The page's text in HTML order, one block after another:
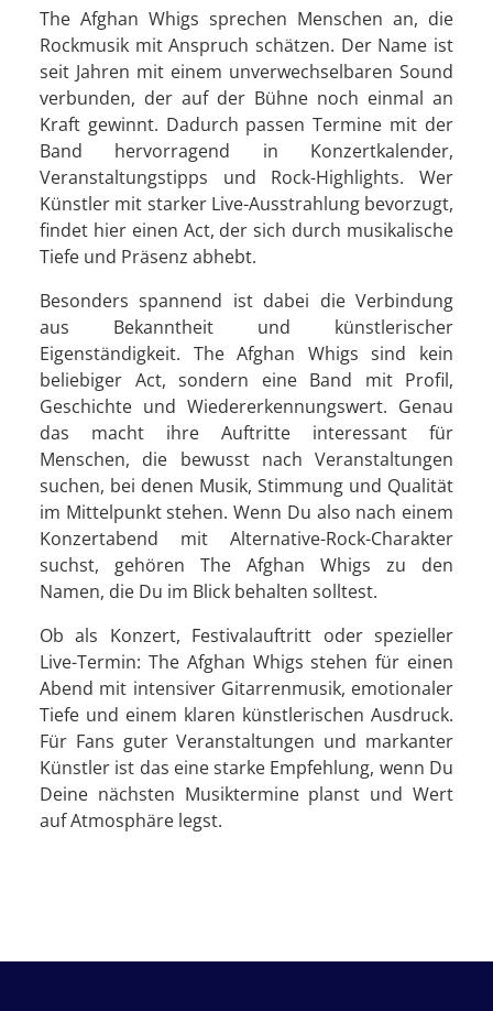
The Afghan Whigs sprechen Menschen an, die
Rockmusik mit Anspruch schätzen. Der Name ist
seit Jahren mit einem unverwechselbaren Sound
verbunden, der auf der Bühne noch einmal an
Kraft gewinnt. Dadurch passen Termine mit der
Band hervorragend in Konzertkalender,
Veranstaltungstipps und Rock-Highlights. Wer
Künstler mit starker Live-Ausstrahlung bevorzugt,
findet hier einen Act, der sich durch musikalische
Tiefe und Präsenz abhebt.
Besonders spannend ist dabei die Verbindung
aus Bekanntheit und künstlerischer
Eigenständigkeit. The Afghan Whigs sind kein
beliebiger Act, sondern eine Band mit Profil,
Geschichte und Wiedererkennungswert. Genau
das macht ihre Auftritte interessant für
Menschen, die bewusst nach Veranstaltungen
suchen, bei denen Musik, Stimmung und Qualität
im Mittelpunkt stehen. Wenn Du also nach einem
Konzertabend mit Alternative-Rock-Charakter
suchst, gehören The Afghan Whigs zu den
Namen, die Du im Blick behalten solltest.
Ob als Konzert, Festivalauftritt oder spezieller
Live-Termin: The Afghan Whigs stehen für einen
Abend mit intensiver Gitarrenmusik, emotionaler
Tiefe und einem klaren künstlerischen Ausdruck.
Für Fans guter Veranstaltungen und markanter
Künstler ist das eine starke Empfehlung, wenn Du
Deine nächsten Musiktermine planst und Wert
auf Atmosphäre legst.